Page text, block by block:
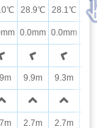
28.9℃ 28.1℃
0.0mm 0.0mm
9.9m 9.3m
2.7m 2.7m